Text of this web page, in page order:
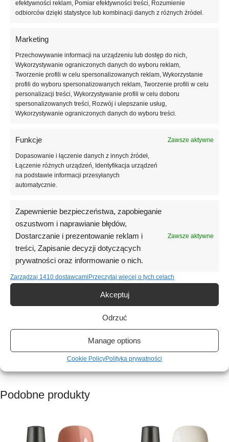
efektywności reklam, Pomiar efektywności treści, Rozumienie
odbiorców dzięki statystyce lub kombinacji danych z różnych źródeł.
Marketing
Przechowywanie informacji na urządzeniu lub dostęp do nich,
Wykorzystywanie ograniczonych danych do wyboru reklam,
Tworzenie profili w celu spersonalizowanych reklam, Wykorzystanie
profili do wyboru spersonalizowanych reklam, Tworzenie profili w celu
personalizacji treści, Wykorzystywanie profili w celu doboru
spersonalizowanych treści, Rozwój i ulepszanie usług,
Wykorzystywanie ograniczonych danych do wyboru treści.
Funkcje Zawsze aktywne
Dopasowanie i łączenie danych z innych źródeł,
Łączenie różnych urządzeń, Identyfikacja urządzeń
na podstawie informacji przesyłanych
automatycznie.
Zapewnienie bezpieczeństwa, zapobieganie
oszustwom i naprawianie błędów,
Dostarczanie i prezentowanie reklam i
treści, Zapisanie decyzji dotyczących
prywatności oraz informowanie o nich.
Zawsze aktywne
Zarządzaj 1410 dostawcami Przeczytaj więcej o tych celach
Akceptuj
Odrzuć
Manage options
Cookie PolicyPolityka prywatności
okolicznościowych.
stabilną, kontrolowaną konsystencją, która umożliwia precyzyjną
aplikację bez ryzyka spływania na skórki. Zastosowanie włókna
szklanego wzmacnia strukturę paznokcia, zwiększając jego odporność
na uszkodzenia mechaniczne, pęknięcia i złamania. Żel doskonale
nadaje się do nadbudowy, wzmocnienia naturalnej płytki oraz do
przedłużania paznokci, szczególnie w przypadku cienkich,
problematycznych i osłabionych paznokci.
produkt konstrukcyjny, bez konieczności nakładania lakieru
kolorowego. Dzięki właściwościom maskującym i coverowemu
odcieniowi stylizacja prezentuje się estetycznie już po samej budowie.
Żel sprawdzi się również jako baza konstrukcyjna pod delikatne
zdobienia, french konstrukcyjny oraz minimalistyczne akcenty
Formuła z włóknem szklanym zapewnia bardzo dobrą przyczepność
do naturalnej płytki paznokcia oraz wyjątkową trwałość stylizacji.
Produkt przeznaczony jest do utwardzania w lampach LED i UV, co
czyni go niezawodnym rozwiązaniem do intensywnej pracy salonowej
oraz zaawansowanych stylizacji wykonywanych w domu.
Pojemność 30 ml to wydajne i komfortowe rozwiązanie dla stylistek,
które oczekują maksymalnego wzmocnienia, stabilności i
Podobne produkty